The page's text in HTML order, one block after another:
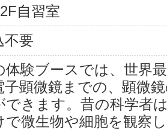
自習室
不要
体験ブースでは、世界
子顕微鏡までの、顕微
できます。昔の科学者
で微生物や細胞を観察